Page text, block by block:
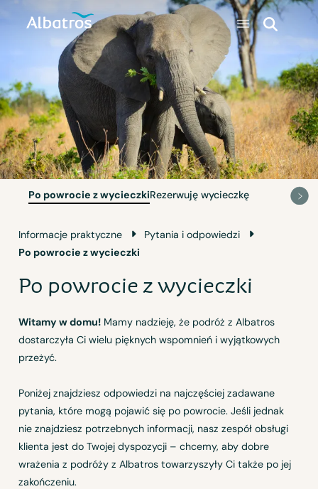
Po powrocie z wycieczkiRezerwuję wycieczkę
Informacje praktyczne
Pytania i odpowiedzi
Po powrocie z wycieczki
Po powrocie z wycieczki
Witamy w domu! Mamy nadzieję, że podróż z Albatros
dostarczyła Ci wielu pięknych wspomnień i wyjątkowych
przeżyć.
Poniżej znajdziesz odpowiedzi na najczęściej zadawane
pytania, które mogą pojawić się po powrocie. Jeśli jednak
nie znajdziesz potrzebnych informacji, nasz zespół obsługi
klienta jest do Twojej dyspozycji – chcemy, aby dobre
wrażenia z podróży z Albatros towarzyszyły Ci także po jej
zakończeniu.